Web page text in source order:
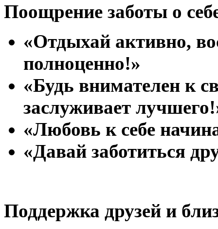
Поощрение заботы о
«Отдыхай активно,
полноценно!»
«Будь внимателен к
заслуживает
«Любовь к себе
«Давай заботиться
Поддержка друзей и